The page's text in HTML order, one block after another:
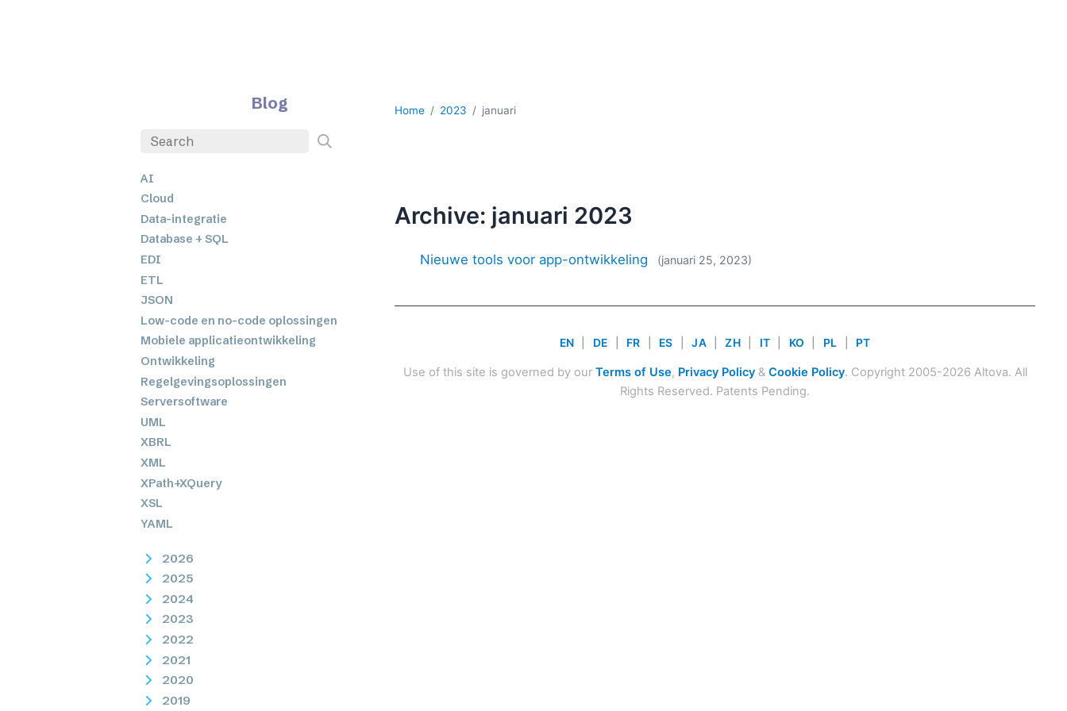
Blog
AI
Cloud
Data-integratie
Database + SQL
EDI
ETL
JSON
Low-code en no-code oplossingen
Mobiele applicatieontwikkeling
Ontwikkeling
Regelgevingsoplossingen
Serversoftware
UML
XBRL
XML
XPath+XQuery
XSL
YAML
2026
2025
2024
2023
2022
2021
2020
2019
Home 2023 januari
Archive: januari 2023
Nieuwe tools voor app-ontwikkeling (januari 25, 2023)
EN DE FR ES JA ZH IT KO PL PT
Use of this site is governed by our Terms of Use, Privacy Policy& Cookie Policy. Copyright 2005-2026 Altova. All
Rights Reserved. Patents Pending.